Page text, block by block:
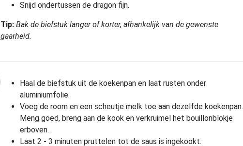
Snijd ondertussen de dragon fijn.
Tip: Bak de biefstuk langer of korter, afhankelijk van de gewenste
gaarheid.
Haal de biefstuk uit de koekenpan en laat rusten onder
aluminiumfolie.
Voeg de room en een scheutje melk toe aan dezelfde koekenpan.
Meng goed, breng aan de kook en verkruimel het bouillonblokje
erboven.
Laat 2 - 3 minuten pruttelen tot de saus is ingekookt.